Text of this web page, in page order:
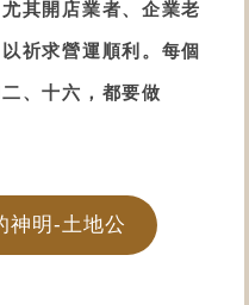
其開店業者、企業老
祈求營運順利。每個
、十六，都要做
神明-土地公